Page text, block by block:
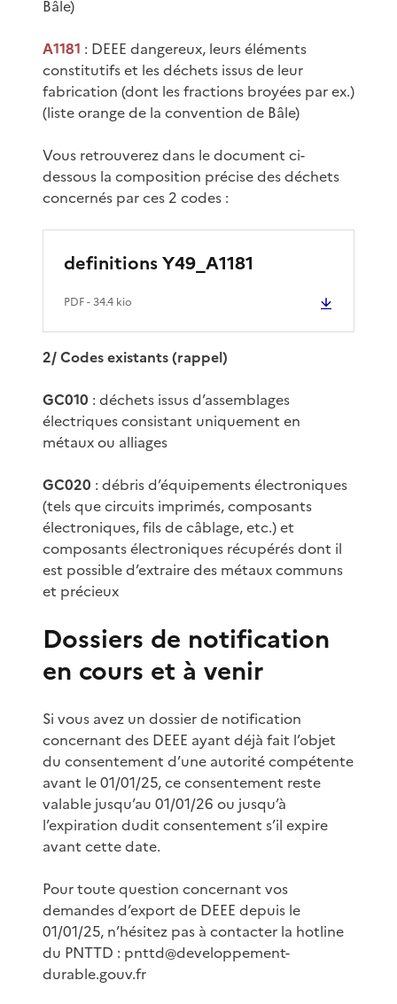
Bâle)
A1181 : DEEE dangereux, leurs éléments
constitutifs et les déchets issus de leur
fabrication (dont les fractions broyées par ex.)
(liste orange de la convention de Bâle)
Vous retrouverez dans le document ci-
dessous la composition précise des déchets
concernés par ces 2 codes :
definitions Y49_A1181
PDF- 34.4 kio
2/ Codes existants (rappel)
GC010 : déchets issus d’assemblages
électriques consistant uniquement en
métaux ou alliages
GC020 : débris d’équipements électroniques
(tels que circuits imprimés, composants
électroniques, fils de câblage, etc.) et
composants électroniques récupérés dont il
est possible d’extraire des métaux communs
et précieux
Dossiers de notification
en cours et à venir
Si vous avez un dossier de notification
concernant des DEEE ayant déjà fait l’objet
du consentement d’une autorité compétente
avant le 01/01/25, ce consentement reste
valable jusqu’au 01/01/26 ou jusqu’à
l’expiration dudit consentement s’il expire
avant cette date.
Pour toute question concernant vos
demandes d’export de DEEE depuis le
01/01/25, n’hésitez pas à contacter la hotline
du PNTTD : pnttd@developpement-
durable.gouv.fr